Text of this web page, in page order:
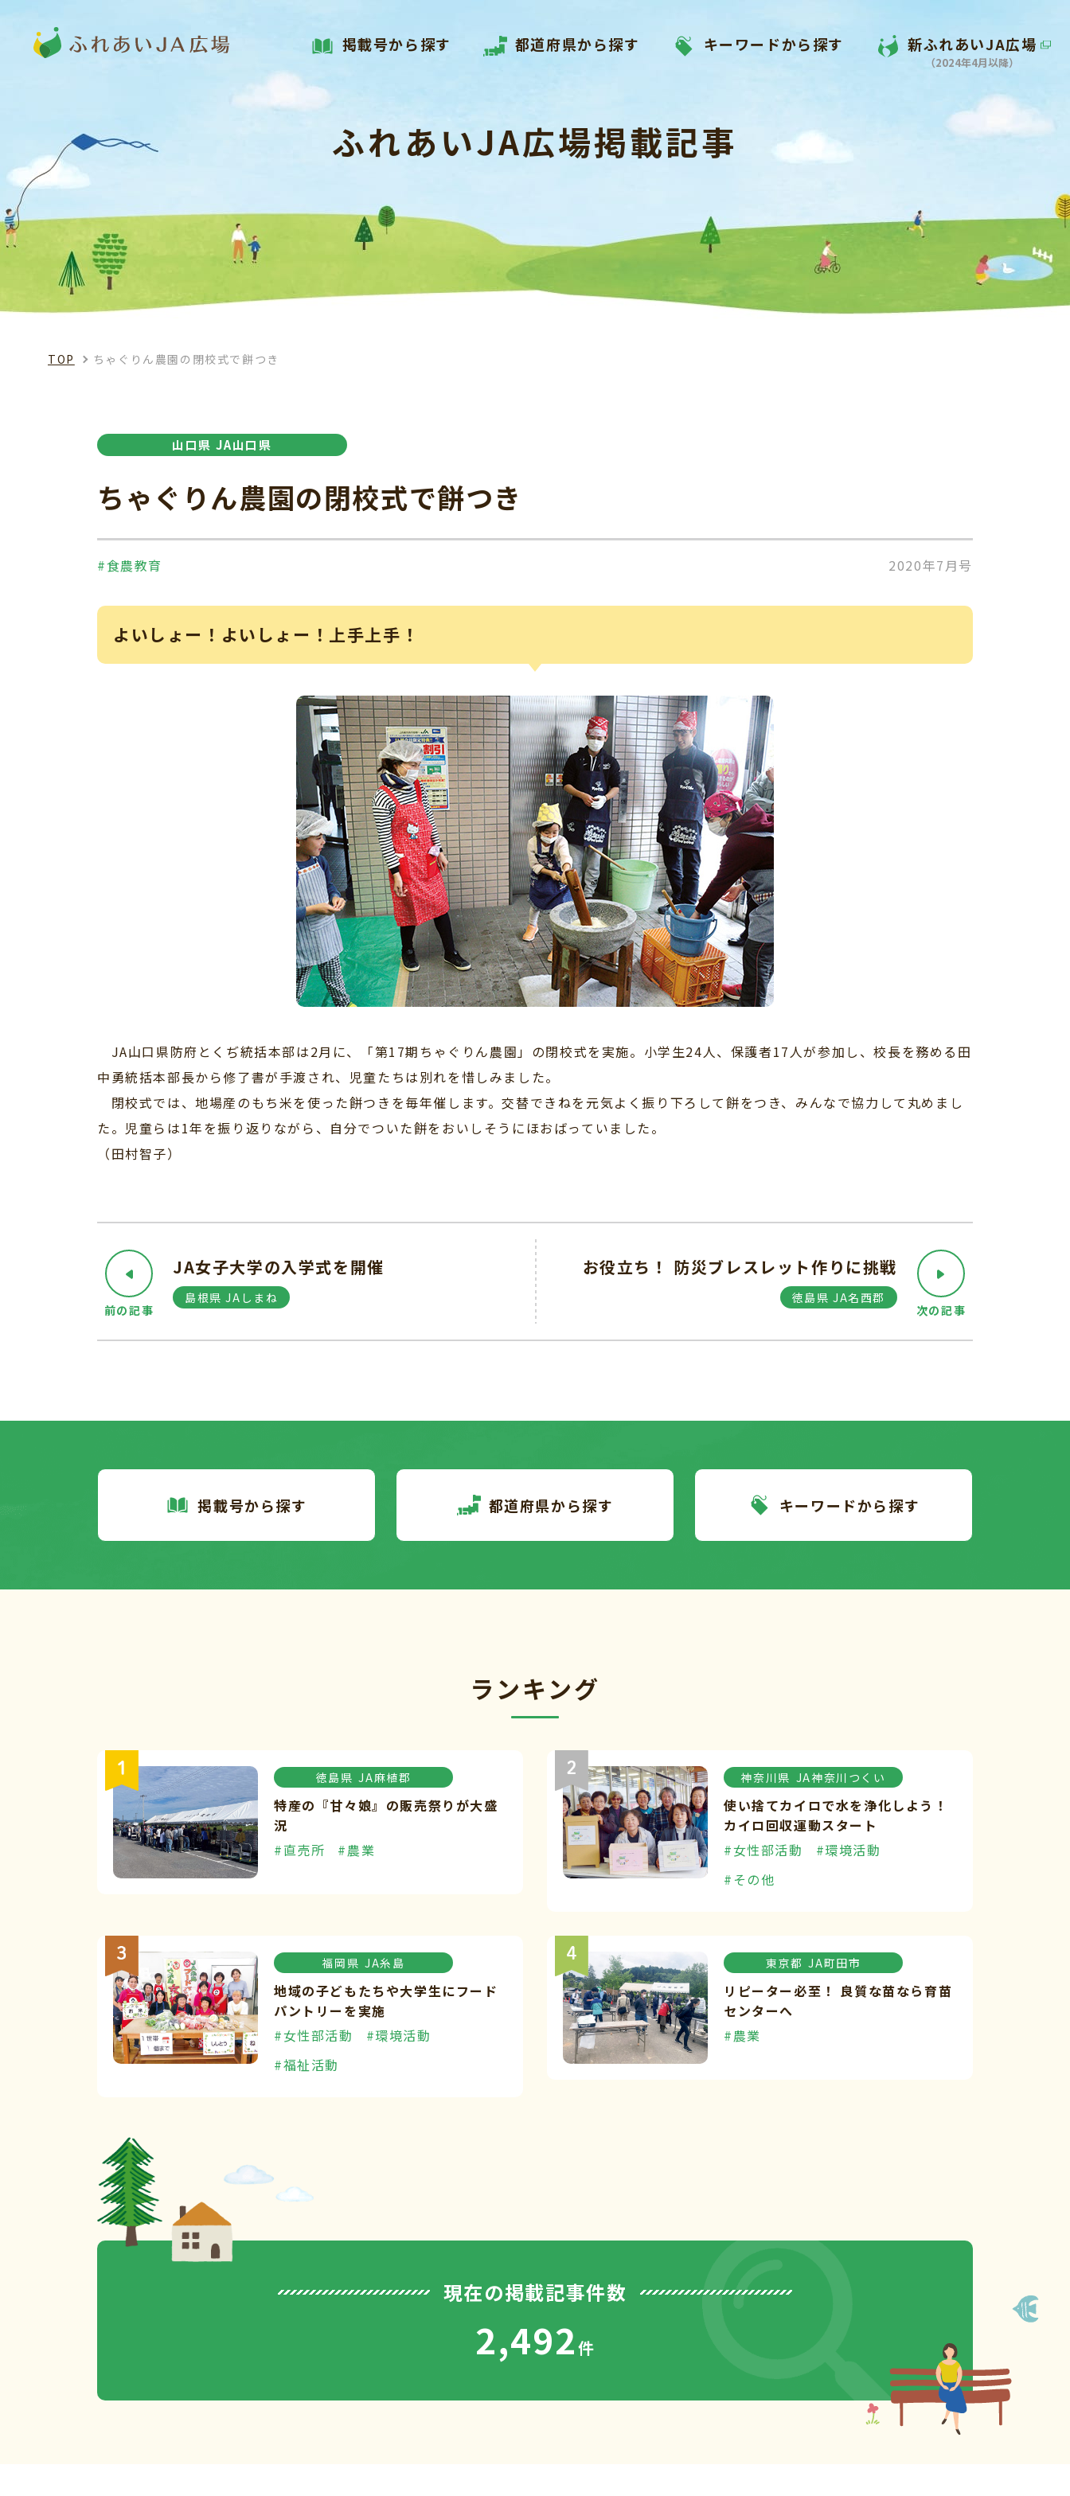
掲載号から探す 都道府県から探す キーワードから探す 新ふれあいJA広場
（2024年4月以降）
ふれあいJA広場掲載記事
TOP ちゃぐりん農園の閉校式で餅つき
山口県 JA山口県
ちゃぐりん農園の閉校式で餅つき
#食農教育 2020年7月号
よいしょー！よいしょー！上手上手！
JA山口県防府とくぢ統括本部は2月に、「第17期ちゃぐりん農園」の閉校式を実施。小学生24人、保護者17人が参加し、校長を務める田
中勇統括本部長から修了書が手渡され、児童たちは別れを惜しみました。
閉校式では、地場産のもち米を使った餅つきを毎年催します。交替できねを元気よく振り下ろして餅をつき、みんなで協力して丸めまし
た。児童らは1年を振り返りながら、自分でついた餅をおいしそうにほおばっていました。
（田村智子）
JA女子大学の入学式を開催
島根県 JAしまね
前の記事
お役立ち！ 防災ブレスレット作りに挑戦
徳島県 JA名西郡
次の記事
掲載号から探す 都道府県から探す キーワードから探す
ランキング
徳島県 JA麻植郡
特産の『甘々娘』の販売祭りが大盛
況
#直売所
#農業
神奈川県 JA神奈川つくい
使い捨てカイロで水を浄化しよう！
カイロ回収運動スタート
#女性部活動
#環境活動
#その他
福岡県 JA糸島
地域の子どもたちや大学生にフード
パントリーを実施
#女性部活動
#環境活動
#福祉活動
東京都 JA町田市
リピーター必至！ 良質な苗なら育苗
センターへ
#農業
現在の掲載記事件数
2,492件